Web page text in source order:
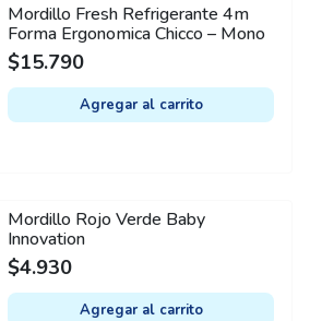
Mordillo Fresh Refrigerante 4m
Forma Ergonomica Chicco – Mono
$15.790
Agregar al carrito
Mordillo Rojo Verde Baby
Innovation
$4.930
Agregar al carrito